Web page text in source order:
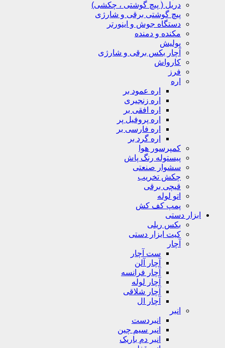
دریل ( پیچ گوشتی ، چکشی)
پیچ گوشتی برقی و شارژی
دستگاه جوش و اینورتر
مکنده و دمنده
پولیش
آچار بکس برقی و شارژی
کارواش
فرز
اره
اره عمود بر
اره زنجیری
اره افقی بر
اره پروفیل پر
اره فارسی بر
اره گرد بر
کمپرسور هوا
پیستوله رنگ پاش
سشوار صنعتی
چکش تخریب
قیچی برقی
اتو لوله
پمپ کف کش
ابزار دستی
بکس ریلی
کیت ابزار دستی
آچار
ست آچار
آچار آلن
آچار فرانسه
آچار لوله
آچار شلاقی
آچار ال
انبر
انبردست
انبر سیم چین
انبر دم باریک